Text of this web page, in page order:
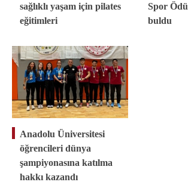
sağlıklı yaşam için pilates
eğitimleri
Spor
buldu
Anadolu Üniversitesi
öğrencileri dünya
şampiyonasına katılma
hakkı kazandı